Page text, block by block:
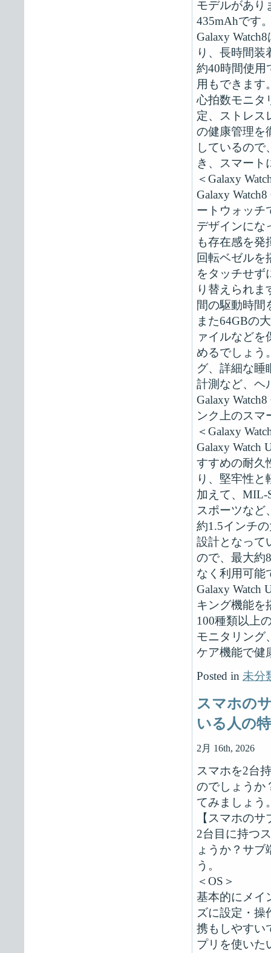
モデルがあり
435mAhです
Galaxy
り、長時間
約40時間使用
用もできます
心拍数モニタ
定、ストレス
の健康管理を
しているので
き、スマート
＜Galaxy
Galaxy
ートウォッチ
デザインにな
も存在感を発
回転ベゼルを
をタッチせず
り替えられ
間の駆動時間
また64GBの
ァイルなど
めるでしょう
グ、詳細な睡
計測など、ヘ
Galaxy
ンク上のスマ
＜Galaxy
Galaxy Watch
すすめの耐久
り、堅牢性
加えて、MIL-
スポーツなど
約1.5インチ
設計となって
ので、最大約
なく利用可能
Galaxy Watch
キング機能を
100種類以上
モニタリング
ケア機能で健
Posted in 未分
スマホの
いる人の
2月 16th, 2026
スマホを2台
のでしょうか
てみましょう
【スマホの
2台目に持つ
ょうか？サ
う。
＜OS＞
基本的にメイ
ズに設定・操
携もしやすい
プリを使いた